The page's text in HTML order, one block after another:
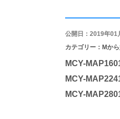
公開日：2019年01
カテゴリー： Mか
MCY-
MCY-
MCY-